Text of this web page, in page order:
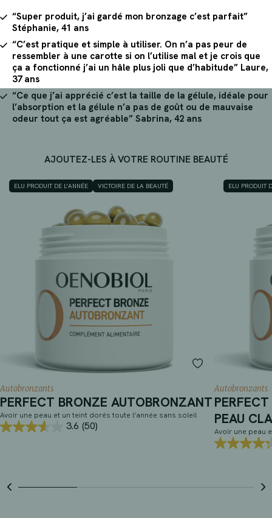
“Super produit, j’ai gardé mon bronzage c’est parfait”
Stéphanie, 41 ans
“C’est pratique et simple à utiliser. On n’a pas peur de
ressembler à une carotte si on l’utilise mal et je crois que
ça a fonctionné j’ai un hâle plus joli que d’habitude” Laure,
37 ans
“Ce que j’ai apprécié c’est la taille de la gélule, idéale pour
l’absorption et la gélule n’a pas de goût ou de mauvaise
odeur tout ça est agréable” Sabrina, 42 ans
AJOUTEZ-LES À VOTRE ROUTINE BEAUTÉ
ELU PRODUIT DE L'ANNÉE VICTOIRE DE LA BEAUTÉ
Autobronzants
PERFECT BRONZE AUTOBRONZANT
Avoir une peau et un teint dorés toute l’année sans soleil
3.6 (50)
3.6
avis
ELU PRODUIT
Autobronzants
PEAU
Avoir une peau
4.3